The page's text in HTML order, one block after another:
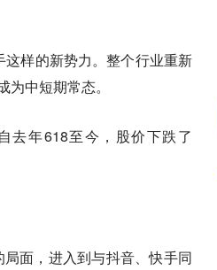
样的新势力。整个行业重新
中短期常态。
去年618至今，股价下跌了
面，进入到与抖音、快手同